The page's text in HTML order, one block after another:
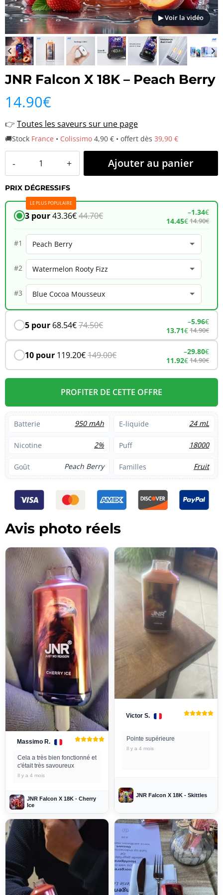
▶ Voir la vidéo
JNR Falcon X 18K – Peach Berry
14.90€
👉 Toutes les saveurs sur une page
🚚Stock France • Colissimo 4,90 € • offert dès 39,90 €
de
JNR
Falcon
18K
Peach
Ajouter au panier
PRIX DÉGRESSIFS
LE PLUS POPULAIRE
3 pour43.36€44.70€ –1.34€
14.45€14.90€
#1
#2
#3
5 pour 68.54€74.50€ –5.96€
13.71€14.90€
10 pour 119.20€149.00€ –29.80€
11.92€14.90€
PROFITER DE CETTE OFFRE
Batterie 950 mAh E-liquide 24 mL
Nicotine 2% Puff 18000
Goût Peach Berry Familles Fruit
Avis photo réels
Massimo R.
Cela a très bien fonctionné et
c'était très savoureux
Il y a 4 mois
JNR Falcon X 18K - Cherry
Ice
Victor S.
Pointe supérieure
Il y a 4 mois
JNR Falcon X 18K - Skittles